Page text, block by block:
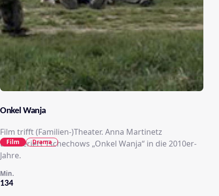
Onkel Wanja
Film trifft (Familien-)Theater. Anna Martinetz
transferiert Tschechows „Onkel Wanja“ in die 2010er-
Jahre.
134
Min.
Film Drama